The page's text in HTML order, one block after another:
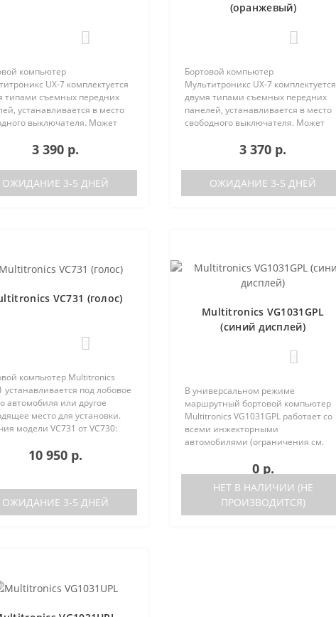
компьютер
UX-7 комплектуется
типами съемных передних
устанавливается в место
выключателя. Может
GrantaЛада
/ Калина-2Лада Приора /
2Лада 110Ла..
3 390 р.
ОЖИДАНИЕ 3-5 ДНЕЙ
(оранжевый)
Бортовой компьютер
Мультитроникс UX-7 комплектуется
двумя типами съемных передних
панелей, устанавливается в место
свободного выключателя. Может
автомобили:Lada GrantaЛада
Калина / Калина-2Лада Приора /
Приора-2Лада 110Ла..
3 370 р.
ОЖИДАНИЕ 3-5 ДНЕЙ
VC731 (голос)
компьютер Multitronics
устанавливается под лобовое
автомобиля или другое
место для установки.
модели VC731 от VC730:
VC730 без голоса)
10 950 р.
ОЖИДАНИЕ 3-5 ДНЕЙ
Multitronics VG1031GPL
(синий дисплей)
В универсальном режиме
маршрутный бортовой компьютер
Multitronics VG1031GPL работает со
всеми инжекторными
автомобилями (ограничения см.
компьютер поддерживает большое
иномарок. Отличия р..
0 р.
НЕТ В НАЛИЧИИ (НЕ
ПРОИЗВОДИТСЯ)